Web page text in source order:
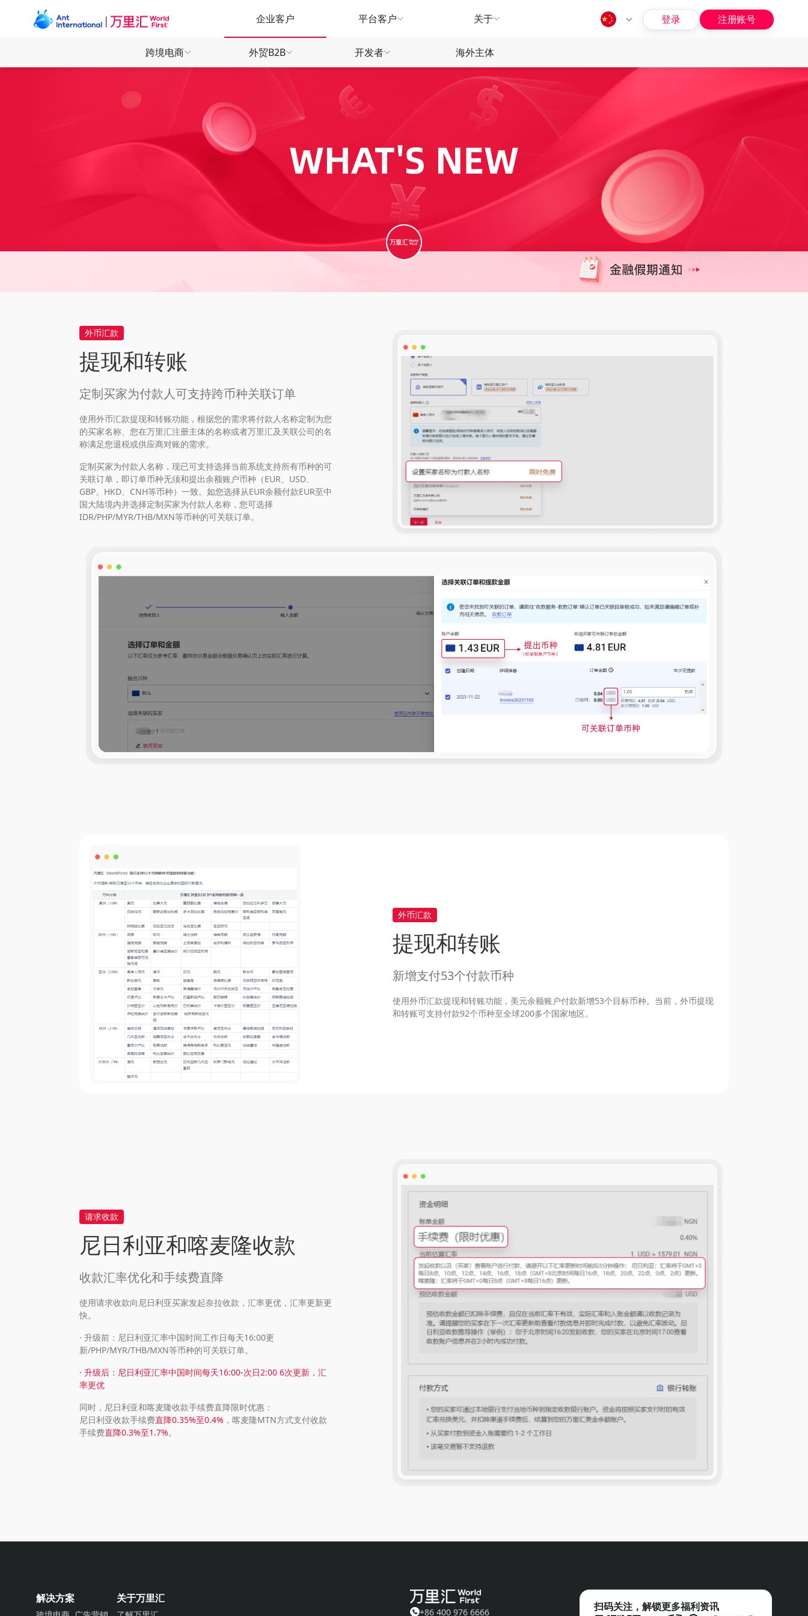
企业客户 平台客户 关于
跨境电商
全球收款
全球付款
汇兑服务
全球远航
产品指南
合作招募
外贸B2B
全球收款
全球付款
汇兑服务
合作招募
营销福利
开发者
全球收款
万里付信用卡
产品指南
刷卡返现
海外主体
登录 注册账号
外币汇款
提现和转账
定制买家为付款人可支持跨币种关联订单
使用外币汇款提现和转账功能，根据您的需求将付款人名称定制为您
的买家名称、您在万里汇注册主体的名称或者万里汇及关联公司的名
称满足您退税或供应商对账的需求。
定制买家为付款人名称，现已可支持选择当前系统支持所有币种的可
关联订单，即订单币种无须和提出余额账户币种（EUR、USD、
GBP、HKD、CNH等币种）一致。如您选择从EUR余额付款EUR至中
国大陆境内并选择定制买家为付款人名称，您可选择
IDR/PHP/MYR/THB/MXN等币种的可关联订单。
外币汇款
提现和转账
新增支付53个付款币种
使用外币汇款提现和转账功能，美元余额账户付款新增53个目标币种。当前，外币提现
和转账可支持付款92个币种至全球200多个国家地区。
请求收款
尼日利亚和喀麦隆收款
收款汇率优化和手续费直降
使用请求收款向尼日利亚买家发起奈拉收款，汇率更优，汇率更新更
快。
· 升级前：尼日利亚汇率中国时间工作日每天16:00更
新/PHP/MYR/THB/MXN等币种的可关联订单。
· 升级后：尼日利亚汇率中国时间每天16:00-次日2:00 6次更新，汇
率更优
同时，尼日利亚和喀麦隆收款手续费直降限时优惠：
尼日利亚收款手续费直降0.35%至0.4% ，喀麦隆MTN方式支付收款
手续费直降0.3%至1.7%。
解决方案 关于万里汇
+86 400 976 6666 扫码关注，解锁更多福利资讯